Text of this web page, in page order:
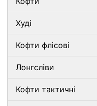
Худі
Кофти флісові
Лонгсліви
Кофти тактичні